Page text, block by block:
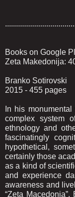
Books on Google
Zeta Makedonija:
Branko Sotirovski
2015 - 455 pages
In his
complex system
ethnology and
fascinatingly
hypothetical,
certainly those
as a kind of
and experience
awareness and
“Zeta